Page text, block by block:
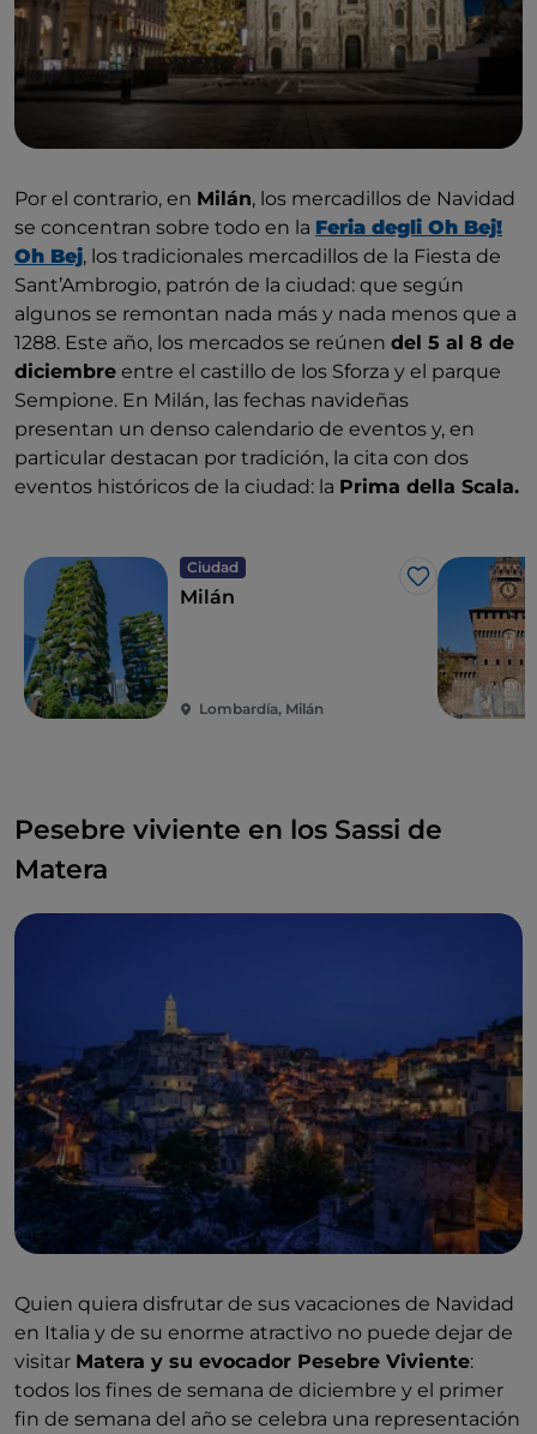
Por el contrario, en Milán, los mercadillos de Navidad
se concentran sobre todo en la Feria degli Oh Bej!
Oh Bej, los tradicionales mercadillos de la Fiesta de
Sant’Ambrogio, patrón de la ciudad: que según
algunos se remontan nada más y nada menos que a
1288. Este año, los mercados se reúnen del 5 al 8 de
diciembre entre el castillo de los Sforza y el parque
Sempione. En Milán, las fechas navideñas
presentan un denso calendario de eventos y, en
particular destacan por tradición, la cita con dos
eventos históricos de la ciudad: la Prima della Scala.
Ciudad
Me gusta
Milán
Lombardía, Milán
Pesebre viviente en los Sassi de
Matera
Quien quiera disfrutar de sus vacaciones de Navidad
en Italia y de su enorme atractivo no puede dejar de
visitar Matera y su evocador Pesebre Viviente:
todos los fines de semana de diciembre y el primer
fin de semana del año se celebra una representación